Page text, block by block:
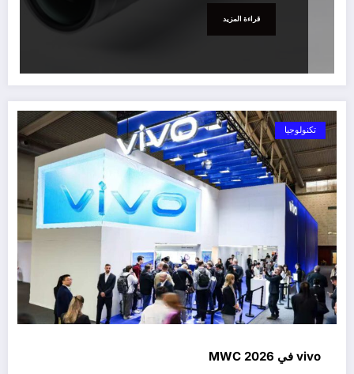
قراءة المزيد
تكنولوجيا
vivo في MWC 2026